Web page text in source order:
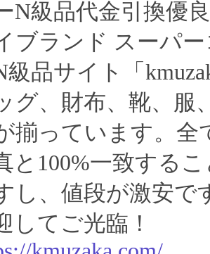
N級品代金引換優
ブランド スーパ
級品サイト「
グ、財布、靴、服
揃っています。全
と100%一致する
し、値段が激安で
してご光臨！